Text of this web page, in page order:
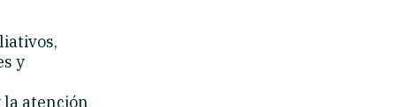
y
la atención